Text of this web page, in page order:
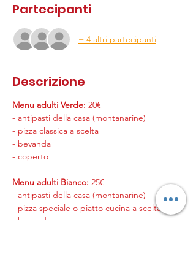
Partecipanti
+ 4 altri partecipanti
Descrizione
Menu adulti Verde: 20€
- antipasti della casa (montanarine)
- pizza classica a scelta
- bevanda
- coperto
Menu adulti Bianco: 25€
- antipasti della casa (montanarine)
- pizza speciale o piatto cucina a scelta
- bevanda